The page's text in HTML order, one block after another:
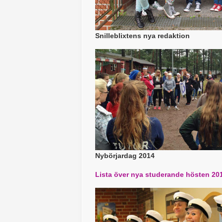
Snilleblixtens nya redaktion
Nybörjardag 2014
Lista över nya studerande hösten